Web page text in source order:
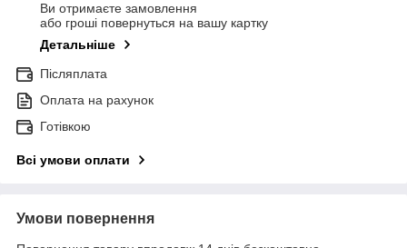
Ви отримаєте замовлення
або гроші повернуться на вашу картку
Детальніше
Післяплата
Оплата на рахунок
Готівкою
Всі умови оплати
Умови повернення